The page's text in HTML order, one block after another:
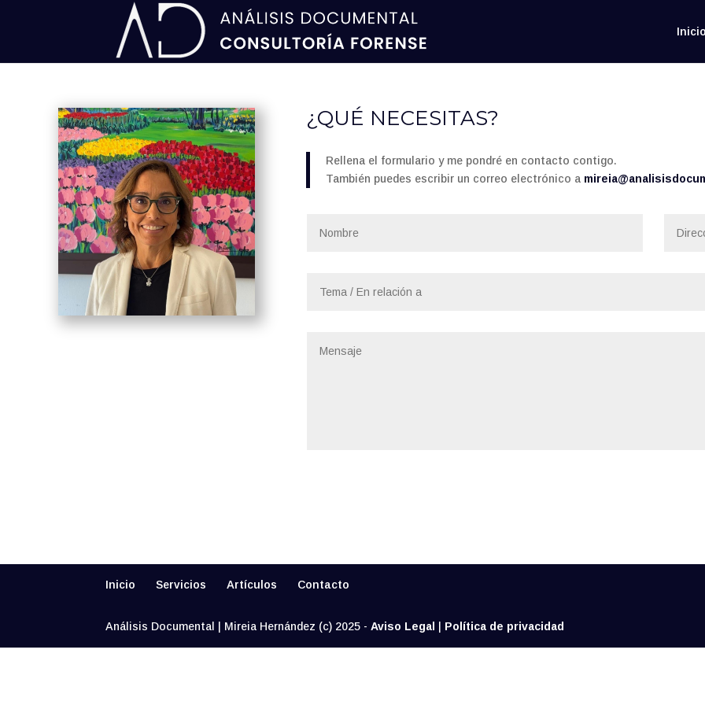
Inicio
¿QUÉ NECESITAS?
Rellena el formulario y me pondré en contacto contigo.
También puedes escribir un correo electrónico a
Inicio Servicios Artículos Contacto
Análisis Documental | Mireia Hernández (c) 2025 -Aviso Legal Política de privacidad